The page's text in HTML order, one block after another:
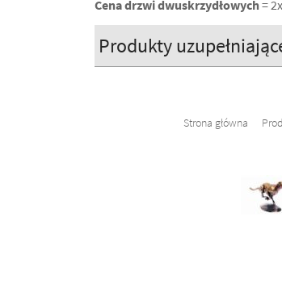
Cena drzwi dwuskrzydłowych=
Produkty
Strona główna